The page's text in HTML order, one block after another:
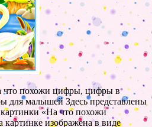
что похожи цифры, цифры в
для малышей Здесь представлены
«На что похожи
изображена в виде